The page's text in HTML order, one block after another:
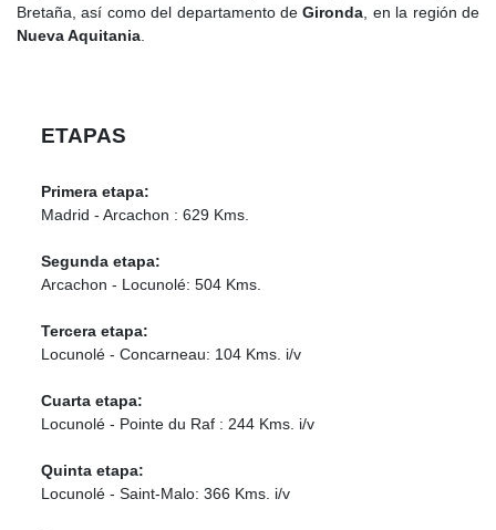
Bretaña, así como del departamento deGironda, en la región de
Nueva Aquitania.
ETAPAS
Primera etapa:
Madrid - Arcachon : 629 Kms.
Segunda etapa:
Arcachon - Locunolé: 504 Kms.
Tercera etapa:
Locunolé - Concarneau: 104 Kms. i/v
Cuarta etapa:
Locunolé - Pointe du Raf : 244 Kms. i/v
Quinta etapa:
Locunolé - Saint-Malo: 366 Kms. i/v